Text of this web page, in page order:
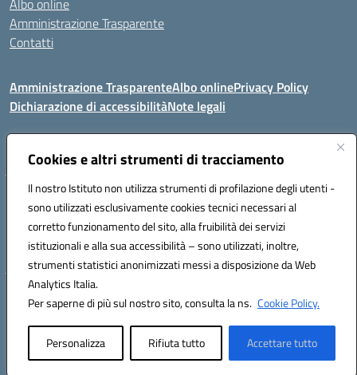
Cookies e altri strumenti di tracciamento
Il nostro Istituto non utilizza strumenti di profilazione degli utenti -
sono utilizzati esclusivamente cookies tecnici necessari al
corretto funzionamento del sito, alla fruibilità dei servizi
istituzionali e alla sua accessibilità – sono utilizzati, inoltre,
strumenti statistici anonimizzati messi a disposizione da Web
Analytics Italia.
Per saperne di più sul nostro sito, consulta la ns. Cookie Policy.
Personalizza Rifiuta tutto Accettare tutto
Albo online
Amministrazione Trasparente
Contatti
Amministrazione TrasparenteAlbo onlinePrivacy Policy
Dichiarazione di accessibilitàNote legali
Codice fiscale: 81000450908 Codice meccanografico: SSIC80600X
Telefono: 079714035 Fax: 079716128
Mail: SSIC80600X@istruzione.it PEC: SSIC80600X@pec.istruzione.it
Hosting & Powered by 3D Solution S.r.l.
Concept & Design by Designers Italia